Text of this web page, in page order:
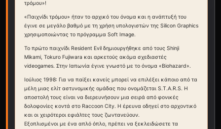
τρόμου»!
«Παιχνίδι τρόμου» ήταν το αρχικό του όνομα και η ανάπτυξή του
έγινε σε μεγάλο βαθμό με τη χρήση υπολογιστών της Silicon Graphics
χρησιμοποιώντας το πρόγραμμα Soft Image.
Το πρώτο παιχνίδι Resident Evil δημιουργήθηκε από τους Shinji
Mikami, Tokuro Fujiwara και αρκετούς ακόμα σχεδιαστές
videogames. Στην Ιαπωνία έγινε γνωστό με το όνομα «Biohazard».
Ιούλιος 1998: Για να παίξει κανείς μπορεί να επιλέξει κάποιο από τα
μέλη μιας ελίτ αστυνομικής ομάδας που ονομάζεται S.T.A.R.S. Η
αποστολή τους είναι να διερευνήσουν μια σειρά από φονικές
δολοφονίες κοντά στο Raccoon City. Η έρευνα οδηγεί στο αρχοντικό
και οι χειρότεροι εφιάλτες τους ζωντανεύουν.
Εξοπλισμένοι με ένα απλό όπλο, πρέπει να ξεκλειδώσετε τα